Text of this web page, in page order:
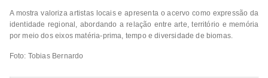
A mostra valoriza artistas locais e apresenta o acervo como expressão da
identidade regional, abordando a relação entre arte, território e memória
por meio dos eixos matéria-prima, tempo e diversidade de biomas.
Foto: Tobias Bernardo